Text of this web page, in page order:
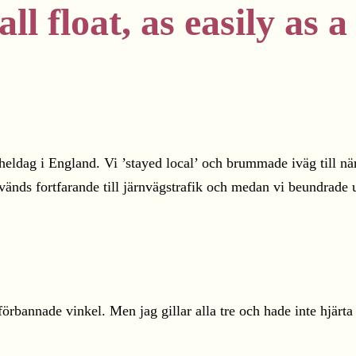
float, as easily as
i England. Vi ’stayed local’ och brummade iväg till
fortfarande till järnvägstrafik och medan vi beundrade
vinkel. Men jag gillar alla tre och hade inte